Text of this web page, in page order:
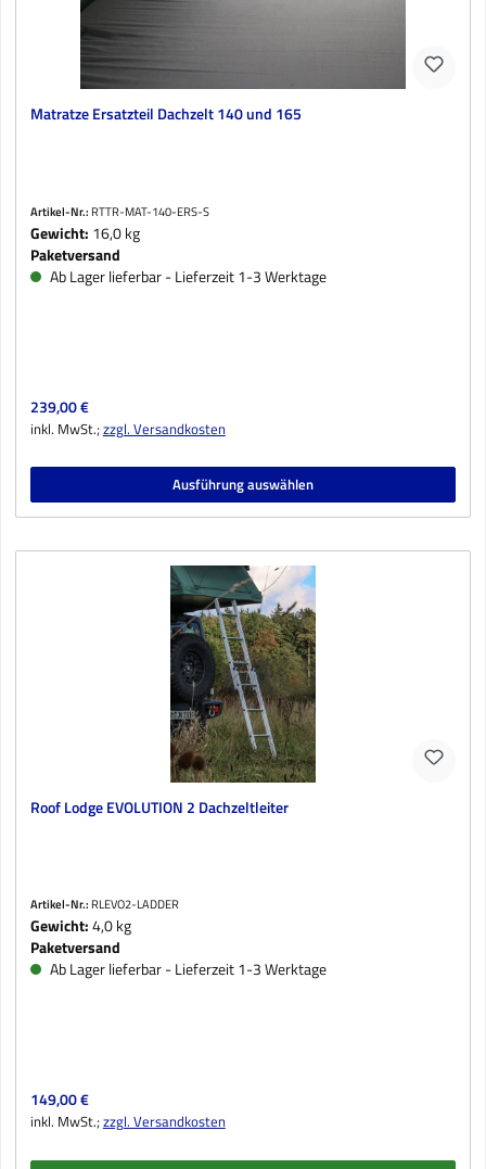
Matratze Ersatzteil Dachzelt 140 und 165
Artikel-Nr.: RTTR-MAT-140-ERS-S
Gewicht: 16,0 kg
Paketversand
Ab Lager lieferbar - Lieferzeit 1-3 Werktage
Regulärer Preis:
239,00 €
inkl. MwSt.;zzgl. Versandkosten
Ausführung auswählen
Roof Lodge EVOLUTION 2 Dachzeltleiter
Artikel-Nr.: RLEVO2-LADDER
Gewicht:4,0 kg
Paketversand
Ab Lager lieferbar - Lieferzeit 1-3 Werktage
Regulärer Preis:
149,00 €
inkl. MwSt.;zzgl. Versandkosten